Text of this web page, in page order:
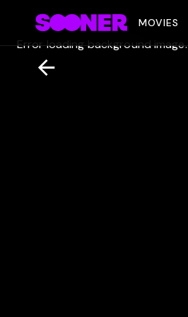
MOVIES
Error loading background image.